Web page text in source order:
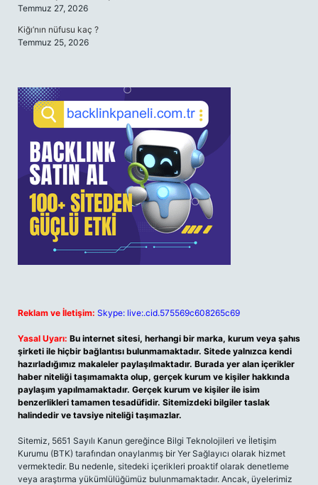
Temmuz 27, 2026
Kiğı’nın nüfusu kaç ?
Temmuz 25, 2026
Reklam ve İletişim: Skype: live:.cid.575569c608265c69
Yasal Uyarı: Bu internet sitesi, herhangi bir marka, kurum veya şahıs
şirketi ile hiçbir bağlantısı bulunmamaktadır. Sitede yalnızca kendi
hazırladığımız makaleler paylaşılmaktadır. Burada yer alan içerikler
haber niteliği taşımamakta olup, gerçek kurum ve kişiler hakkında
paylaşım yapılmamaktadır. Gerçek kurum ve kişiler ile isim
benzerlikleri tamamen tesadüfidir. Sitemizdeki bilgiler taslak
halindedir ve tavsiye niteliği taşımazlar.
Sitemiz, 5651 Sayılı Kanun gereğince Bilgi Teknolojileri ve İletişim
Kurumu (BTK) tarafından onaylanmış bir Yer Sağlayıcı olarak hizmet
vermektedir. Bu nedenle, sitedeki içerikleri proaktif olarak denetleme
veya araştırma yükümlülüğümüz bulunmamaktadır. Ancak, üyelerimiz